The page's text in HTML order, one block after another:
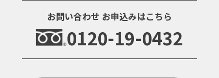
お問い合わせ お申込みはこちら
0120-19-0432